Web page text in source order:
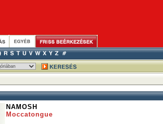
NAMOSH
Moccatongue